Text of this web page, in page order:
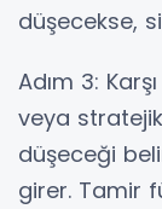
düşecekse,
Adım 3:
veya
düşeceği
girer. Tamir